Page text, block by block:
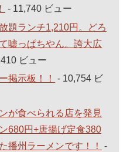
- 11,740 ビュー
題ランチ1,210円。どろ
嘘っぱちやん。誇大広
ビュー
示板！！
- 10,754 ビ
が食べられる店を発見
680円+唐揚げ定食380
播州ラーメンです！！
-